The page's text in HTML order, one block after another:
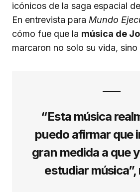
icónicos de la saga espacial
En entrevista para Mundo
cómo fue que la música de
marcaron no solo su vida, sino
“Esta música
puedo afirmar que
gran medida a que
estudiar música”,